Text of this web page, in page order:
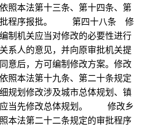
照本法第十三条、第十四条、第
批程序报批。 第四十八条 修
制机关应当对修改的必要性进行
系人的意见，并向原审批机关提
意后，方可编制修改方案。修改
照本法第十九条、第二十条规定
规划修改涉及城市总体规划、镇
应当先修改总体规划。 修改乡
本法第二十二条规定的审批程序